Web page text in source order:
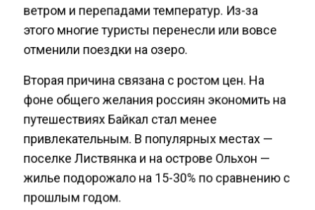
ветром и перепадами температур. Из-за
этого многие туристы перенесли или вовсе
отменили поездки на озеро.
Вторая причина связана с ростом цен. На
фоне общего желания россиян экономить на
путешествиях Байкал стал менее
привлекательным. В популярных местах —
поселке Листвянка и на острове Ольхон —
жилье подорожало на 15-30% по сравнению с
прошлым годом.